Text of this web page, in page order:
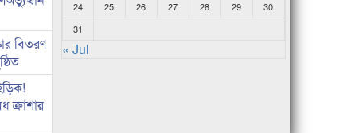
বিতরণ
ক্রাশার
24
25 26 27 28 29
30
31
« Jul